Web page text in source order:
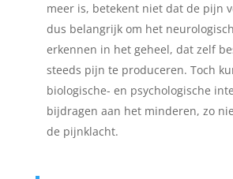
meer is, betekent niet dat de pijn
dus belangrijk om het
erkennen in het geheel, dat zelf
steeds pijn te produceren. Toch
biologische- en psychologische
bijdragen aan het minderen, zo
de pijnklacht.